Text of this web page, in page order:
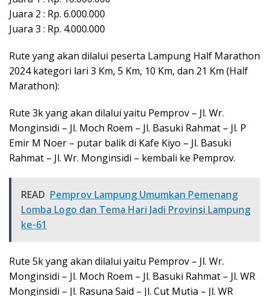
Juara 2 : Rp. 6.000.000
Juara 3 : Rp. 4.000.000
Rute yang akan dilalui peserta Lampung Half Marathon
2024 kategori lari 3 Km, 5 Km, 10 Km, dan 21 Km (Half
Marathon):
Rute 3k yang akan dilalui yaitu Pemprov – Jl. Wr.
Monginsidi – Jl. Moch Roem – Jl. Basuki Rahmat – Jl. P
Emir M Noer – putar balik di Kafe Kiyo – Jl. Basuki
Rahmat – Jl. Wr. Monginsidi – kembali ke Pemprov.
READ Pemprov Lampung Umumkan Pemenang
Lomba Logo dan Tema Hari Jadi Provinsi Lampung
ke-61
Rute 5k yang akan dilalui yaitu Pemprov – Jl. Wr.
Monginsidi – Jl. Moch Roem – Jl. Basuki Rahmat – Jl. WR
Monginsidi – Jl. Rasuna Said – Jl. Cut Mutia – Jl. WR